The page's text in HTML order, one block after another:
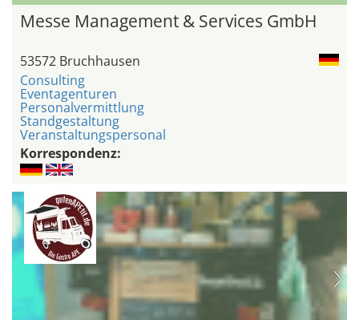
Messe Management & Services GmbH
53572 Bruchhausen
Consulting
Eventagenturen
Personalvermittlung
Standgestaltung
Veranstaltungspersonal
Korrespondenz: